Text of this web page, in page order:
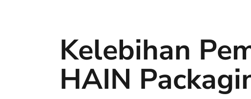
Kelebihan
HAIN